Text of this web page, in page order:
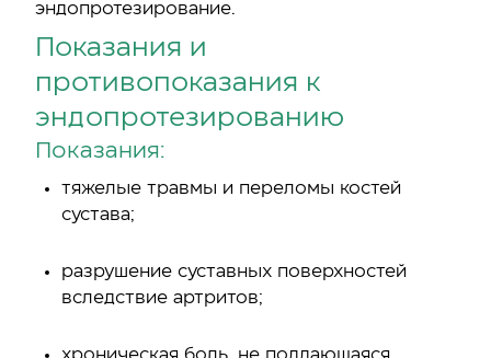
эндопротезирование.
Показания и
противопоказания к
эндопротезированию
Показания:
тяжелые травмы и переломы костей
сустава;
разрушение суставных поверхностей
вследствие артритов;
хроническая боль, не поддающаяся